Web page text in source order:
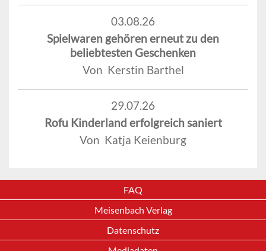
03.08.26
Spielwaren gehören erneut zu den
beliebtesten Geschenken
Von Kerstin Barthel
29.07.26
Rofu Kinderland erfolgreich saniert
Von Katja Keienburg
FAQ
Meisenbach Verlag
Datenschutz